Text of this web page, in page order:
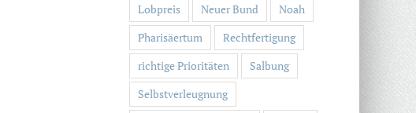
Lobpreis
Neuer Bund
Noah
Pharisäertum
Rechtfertigung
richtige Prioritäten
Salbung
Selbstverleugnung